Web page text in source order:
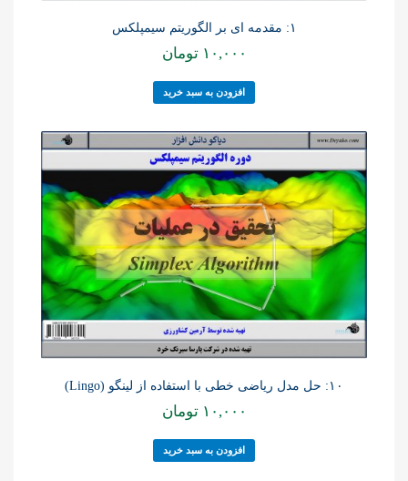
۱: مقدمه ای بر الگوریتم سیمپلکس
۱۰,۰۰۰ تومان
افزودن به سبد خرید
۱۰: حل مدل ریاضی خطی با استفاده از لینگو (Lingo)
۱۰,۰۰۰ تومان
افزودن به سبد خرید